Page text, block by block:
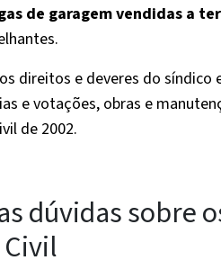
de garagem vendidas a
direitos e deveres do
e votações, obras e
de 2002.
dúvidas sobre